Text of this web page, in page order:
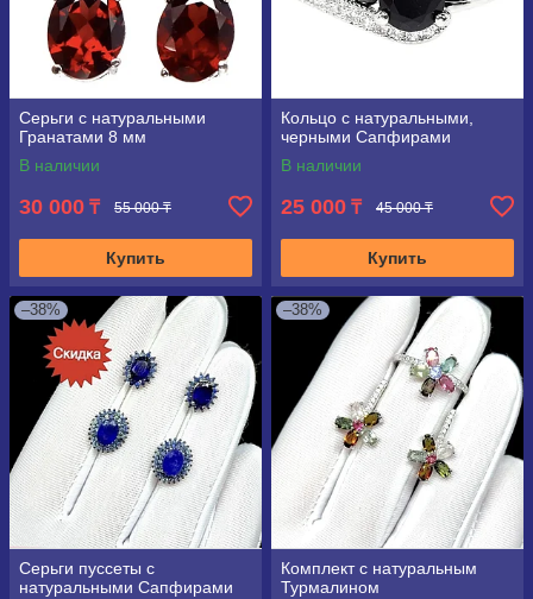
Серьги с натуральными
Гранатами 8 мм
В наличии
30 000 ₸ 55 000 ₸
Купить
Кольцо с натуральными,
черными Сапфирами
В наличии
25 000 ₸ 45 000 ₸
Купить
–38%
Серьги пуссеты с
натуральными Сапфирами
–38%
Комплект с натуральным
Турмалином